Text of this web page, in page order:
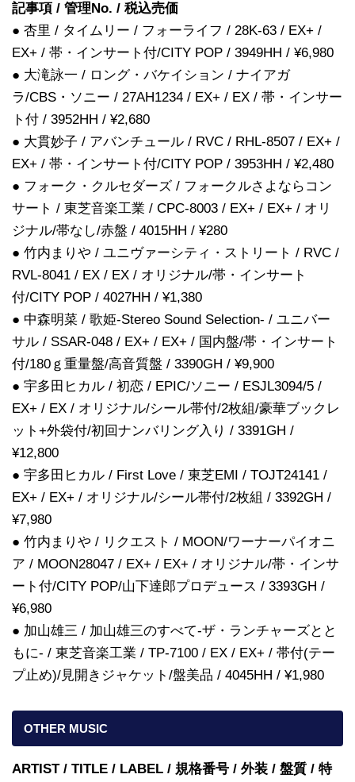
記事項 / 管理No. / 税込売価
● 杏里 / タイムリー / フォーライフ / 28K-63 / EX+ /
EX+ / 帯・インサート付/CITY POP / 3949HH / ¥6,980
● 大滝詠一 / ロング・バケイション / ナイアガ
ラ/CBS・ソニー / 27AH1234 / EX+ / EX / 帯・インサー
ト付 / 3952HH / ¥2,680
● 大貫妙子 / アバンチュール / RVC / RHL-8507 / EX+ /
EX+ / 帯・インサート付/CITY POP / 3953HH / ¥2,480
● フォーク・クルセダーズ / フォークルさよならコン
サート / 東芝音楽工業 / CPC-8003 / EX+ / EX+ / オリ
ジナル/帯なし/赤盤 / 4015HH / ¥280
● 竹内まりや / ユニヴァーシティ・ストリート / RVC /
RVL-8041 / EX / EX / オリジナル/帯・インサート
付/CITY POP / 4027HH / ¥1,380
● 中森明菜 / 歌姫-Stereo Sound Selection- / ユニバー
サル / SSAR-048 / EX+ / EX+ / 国内盤/帯・インサート
付/180ｇ重量盤/高音質盤 / 3390GH / ¥9,900
● 宇多田ヒカル / 初恋 / EPIC/ソニー / ESJL3094/5 /
EX+ / EX / オリジナル/シール帯付/2枚組/豪華ブックレ
ット+外袋付/初回ナンバリング入り / 3391GH /
¥12,800
● 宇多田ヒカル / First Love / 東芝EMI / TOJT24141 /
EX+ / EX+ / オリジナル/シール帯付/2枚組 / 3392GH /
¥7,980
● 竹内まりや / リクエスト / MOON/ワーナーパイオニ
ア / MOON28047 / EX+ / EX+ / オリジナル/帯・インサ
ート付/CITY POP/山下達郎プロデュース / 3393GH /
¥6,980
● 加山雄三 / 加山雄三のすべて-ザ・ランチャーズとと
もに- / 東芝音楽工業 / TP-7100 / EX / EX+ / 帯付(テー
プ止め)/見開きジャケット/盤美品 / 4045HH / ¥1,980
OTHER MUSIC
ARTIST / TITLE / LABEL / 規格番号 / 外装 / 盤質 / 特